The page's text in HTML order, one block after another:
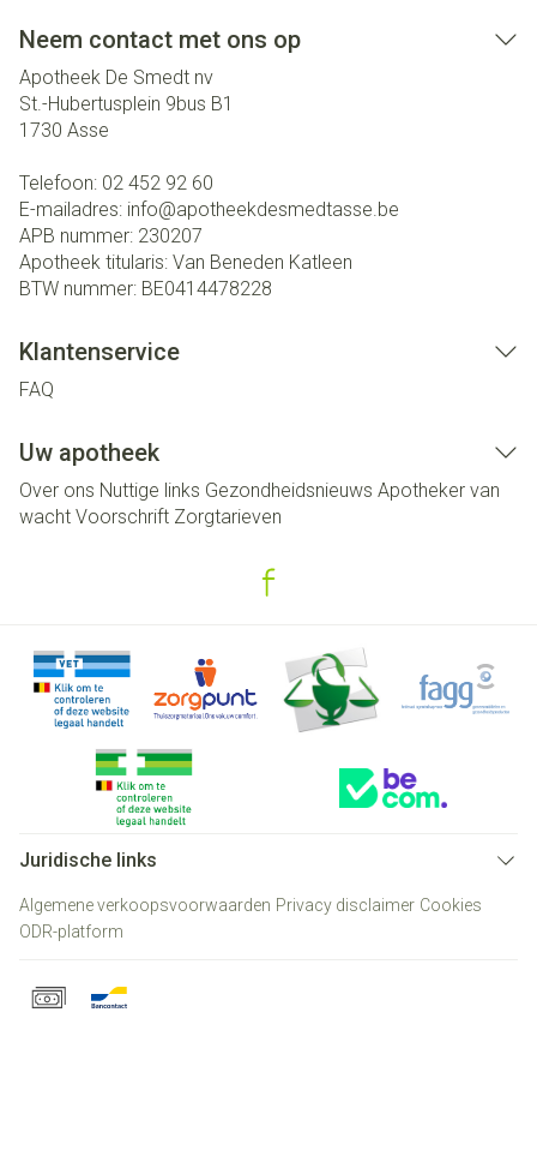
Neem contact met ons op
Apotheek De Smedt nv
St.-Hubertusplein 9bus B1
1730 Asse
Telefoon: 02 452 92 60
E-mailadres: info@apotheekdesmedtasse.be
APB nummer: 230207
Apotheek titularis: Van Beneden Katleen
BTW nummer: BE0414478228
Klantenservice
FAQ
Uw apotheek
Over ons Nuttige links Gezondheidsnieuws Apotheker van
wacht Voorschrift Zorgtarieven
Juridische links
Algemene verkoopsvoorwaarden Privacy disclaimer Cookies
ODR-platform